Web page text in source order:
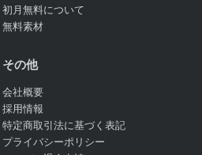
初月無料について
無料素材
その他
会社概要
採用情報
特定商取引法に基づく表記
プライバシーポリシー